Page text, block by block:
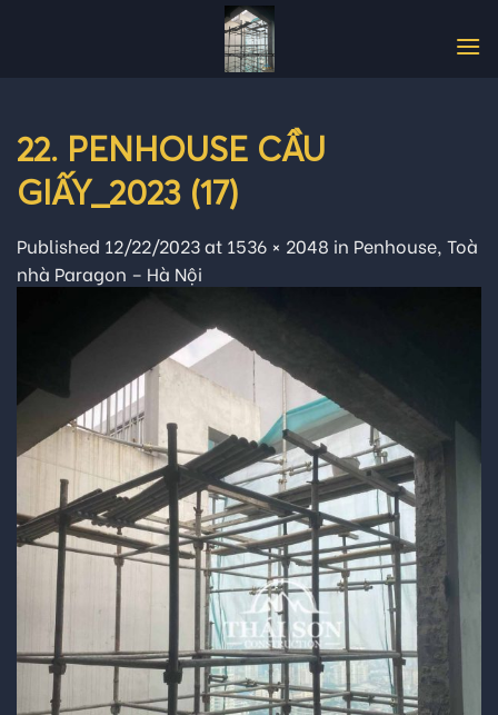
22. PENHOUSE CẦU
GIẤY_2023 (17)
Published 12/22/2023at 1536 × 2048 in Penhouse, Toà
nhà Paragon – Hà Nội